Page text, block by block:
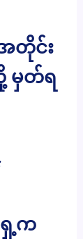
တိုင်း
မှတ်ရ
ေ့က